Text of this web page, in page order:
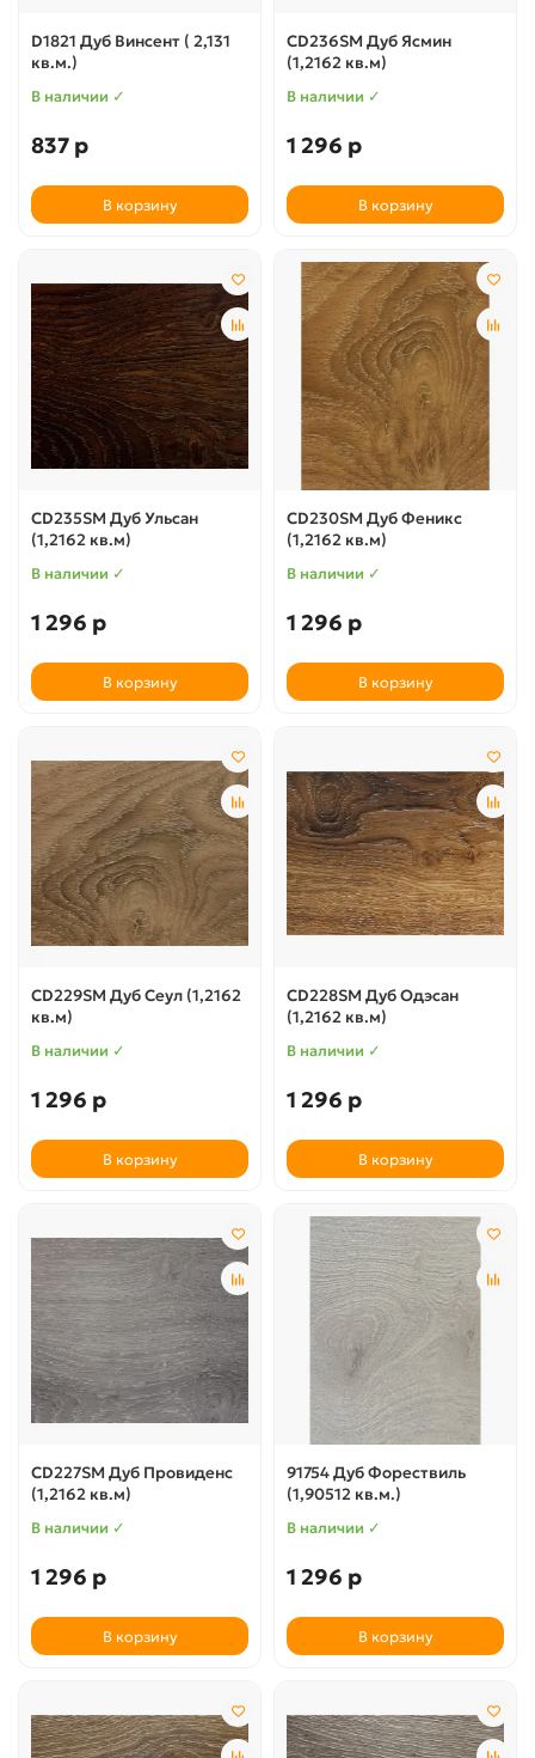
D1821 Дуб Винсент ( 2,131
кв.м.)
В наличии ✓
837 р
В корзину
CD236SM Дуб Ясмин
(1,2162 кв.м)
В наличии ✓
1 296 р
В корзину
CD235SM Дуб Ульсан
(1,2162 кв.м)
В наличии ✓
1 296 р
В корзину
CD230SM Дуб Феникс
(1,2162 кв.м)
В наличии ✓
1 296 р
В корзину
CD229SM Дуб Сеул (1,2162
кв.м)
В наличии ✓
1 296 р
В корзину
CD228SM Дуб Одэсан
(1,2162 кв.м)
В наличии ✓
1 296 р
В корзину
CD227SM Дуб Провиденс
(1,2162 кв.м)
В наличии ✓
1 296 р
В корзину
91754 Дуб Форествиль
(1,90512 кв.м.)
В наличии ✓
1 296 р
В корзину